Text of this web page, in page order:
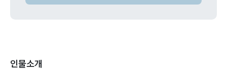
인물소개